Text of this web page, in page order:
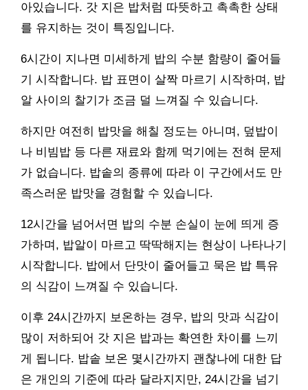
아있습니다. 갓 지은 밥처럼 따뜻하고 촉촉한 상태
를 유지하는 것이 특징입니다.
6시간이 지나면 미세하게 밥의 수분 함량이 줄어들
기 시작합니다. 밥 표면이 살짝 마르기 시작하며, 밥
알 사이의 찰기가 조금 덜 느껴질 수 있습니다.
하지만 여전히 밥맛을 해칠 정도는 아니며, 덮밥이
나 비빔밥 등 다른 재료와 함께 먹기에는 전혀 문제
가 없습니다. 밥솥의 종류에 따라 이 구간에서도 만
족스러운 밥맛을 경험할 수 있습니다.
12시간을 넘어서면 밥의 수분 손실이 눈에 띄게 증
가하며, 밥알이 마르고 딱딱해지는 현상이 나타나기
시작합니다. 밥에서 단맛이 줄어들고 묵은 밥 특유
의 식감이 느껴질 수 있습니다.
이후 24시간까지 보온하는 경우, 밥의 맛과 식감이
많이 저하되어 갓 지은 밥과는 확연한 차이를 느끼
게 됩니다. 밥솥 보온 몇시간까지 괜찮나에 대한 답
은 개인의 기준에 따라 달라지지만, 24시간을 넘기